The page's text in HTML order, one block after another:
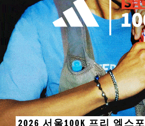
2026 서울100K 프리 엑스포